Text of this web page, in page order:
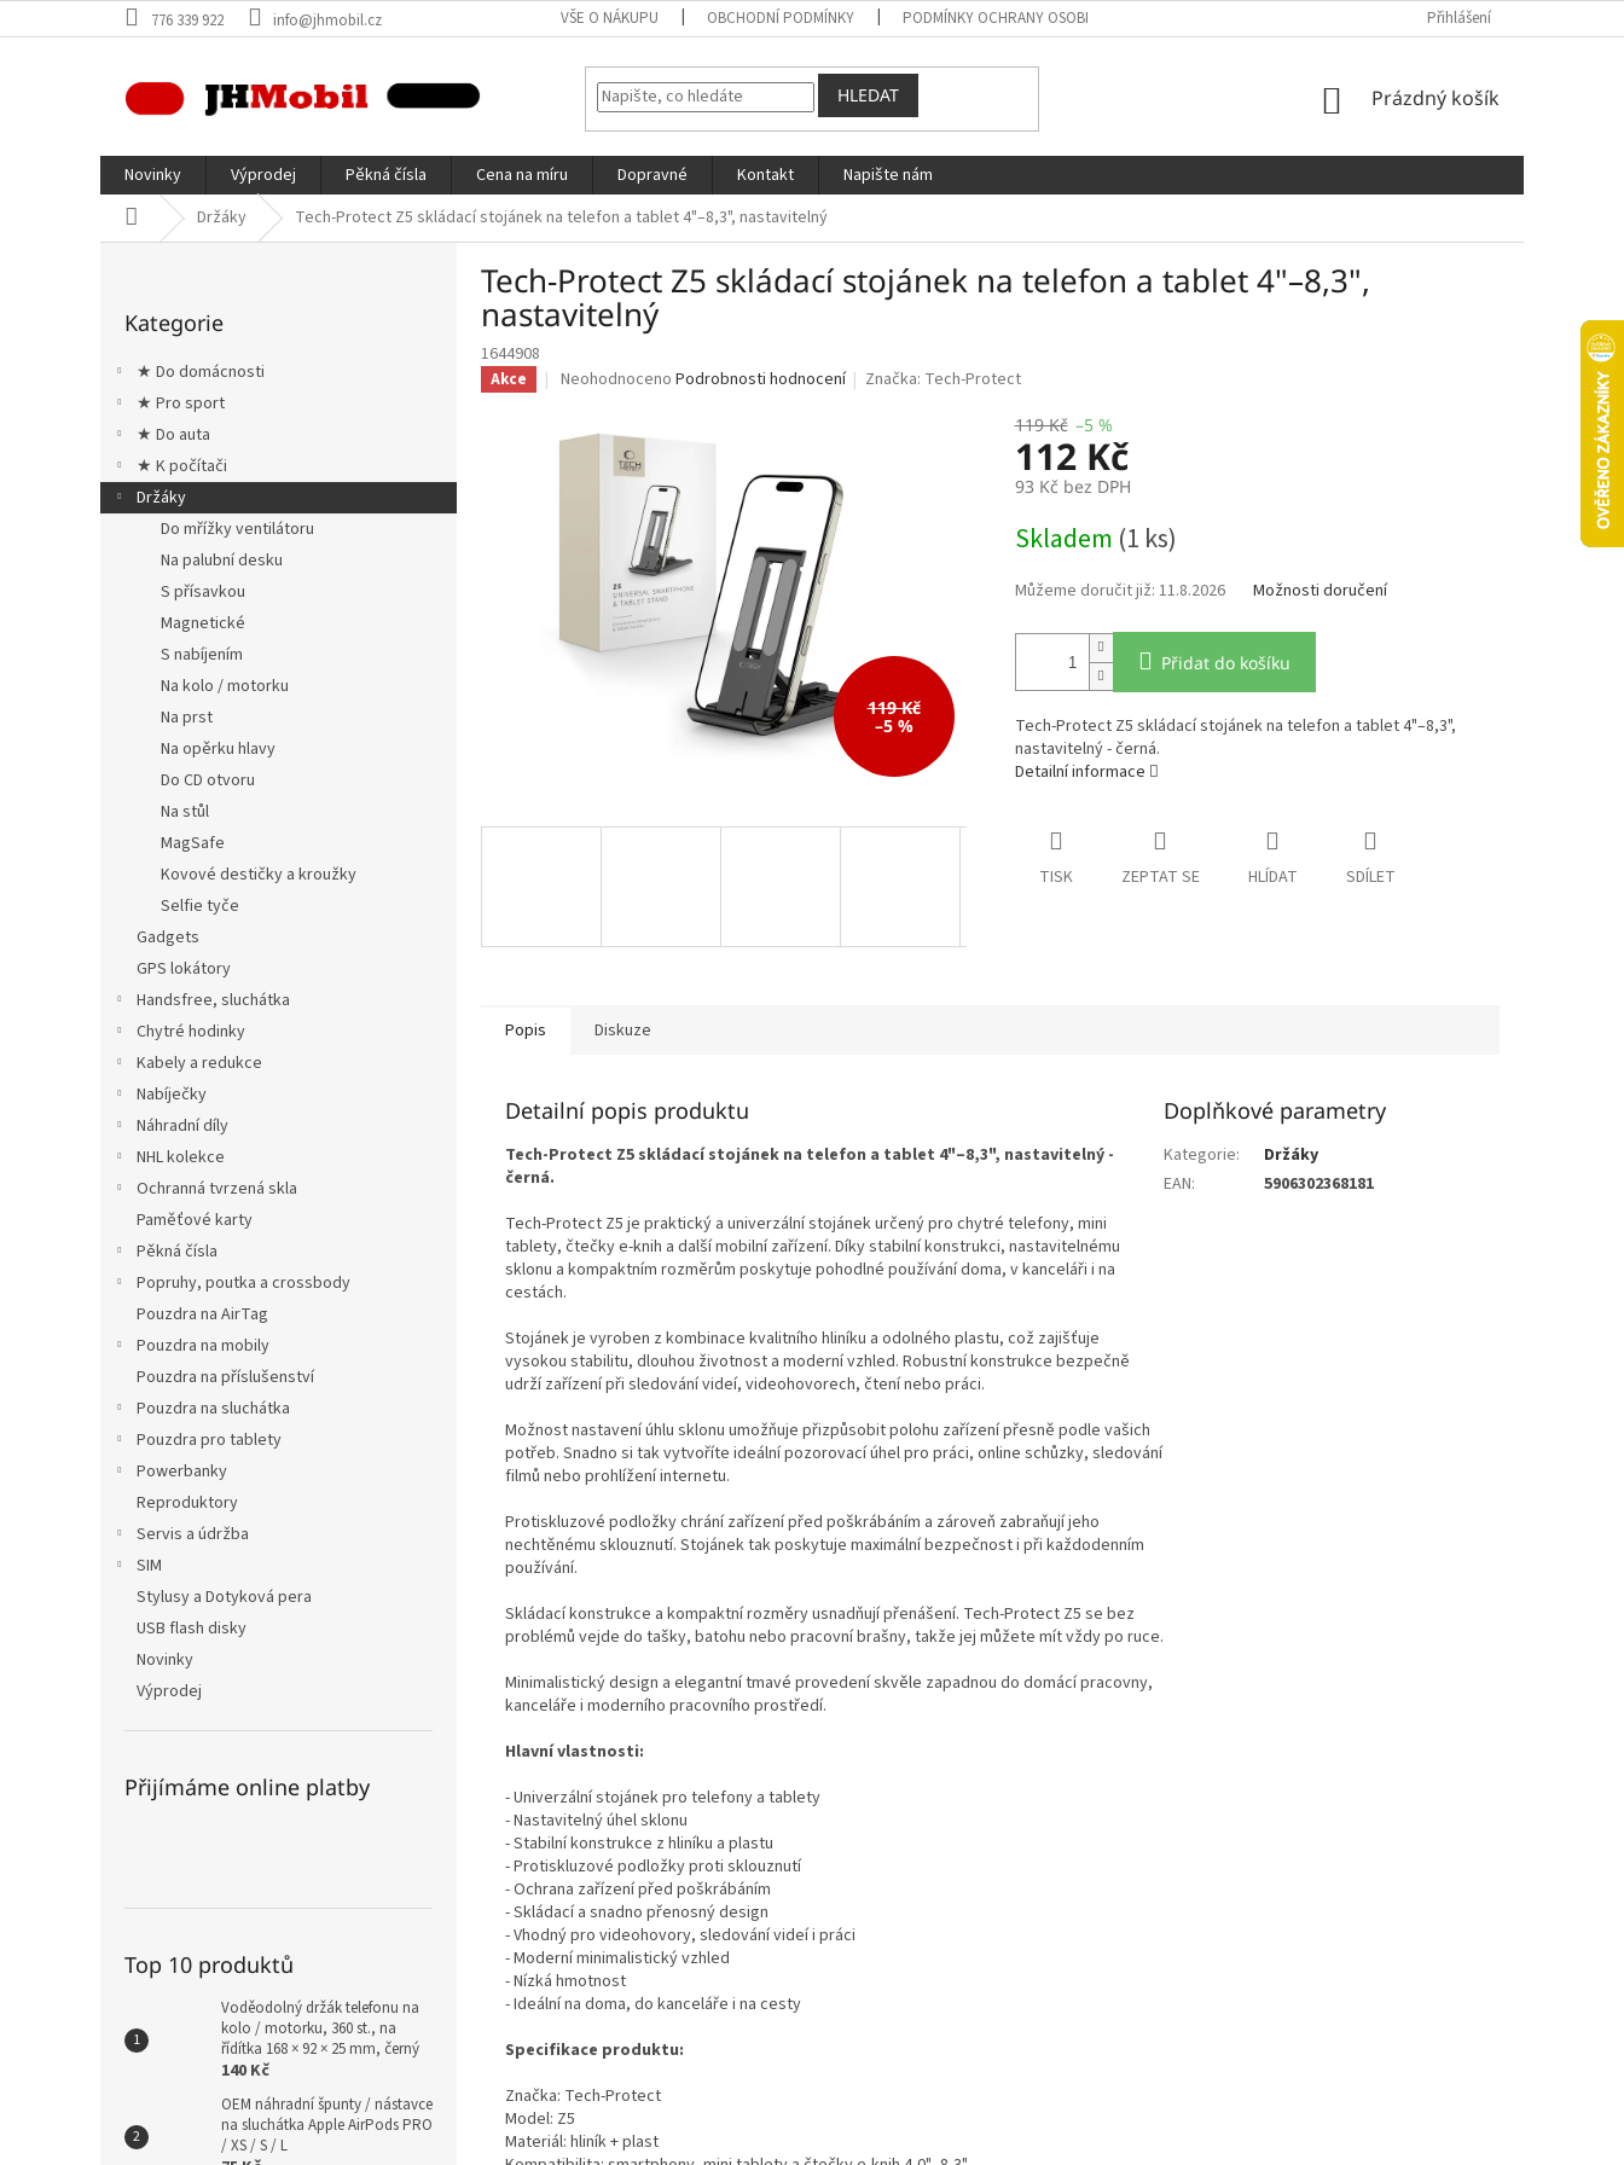
na
776 339 922 info@jhmobil.cz VŠE O NÁKUPU OBCHODNÍ PODMÍNKY PODMÍNKY OCHRANY OSOBNÍCH ÚDAJŮ Přihlášení
HLEDAT
NÁKUPNÍ
Prázdný košík
Novinky Výprodej Pěkná čísla Cena na míru Dopravné Kontakt
Napište nám
Domů Držáky Tech-Protect Z5 skládací stojánek na telefon a tablet 4"–8,3", nastavitelný
a
kategorie
Kategorie
★ Do domácnosti
★ Pro sport
★ Do auta
★ K počítači
Držáky
Do mřížky ventilátoru
Na palubní desku
S přísavkou
Magnetické
S nabíjením
Na kolo / motorku
Na prst
Na opěrku hlavy
Do CD otvoru
Na stůl
MagSafe
Kovové destičky a kroužky
Selfie tyče
Gadgets
GPS lokátory
Handsfree, sluchátka
Chytré hodinky
Kabely a redukce
Nabíječky
Náhradní díly
NHL kolekce
Ochranná tvrzená skla
Paměťové karty
Pěkná čísla
Popruhy, poutka a crossbody
Pouzdra na AirTag
Pouzdra na mobily
Pouzdra na příslušenství
Pouzdra na sluchátka
Pouzdra pro tablety
Powerbanky
Reproduktory
Servis a údržba
SIM
Stylusy a Dotyková pera
USB flash disky
Novinky
Výprodej
Přijímáme online platby
Top 10 produktů
Voděodolný držák telefonu na
kolo / motorku, 360 st., na
řídítka 168 × 92 × 25 mm, černý
140 Kč
OEM náhradní špunty / nástavce
na sluchátka Apple AirPods PRO
/ XS / S / L
Tech-Protect Z5 skládací stojánek na telefon a tablet 4"–8,3",
nastavitelný
1644908
Akce
Průměrné
je
hvězdiček.
Neohodnoceno Podrobnosti hodnocení Značka: Tech-Protect
119 Kč
–5 %
119 Kč –5 %
112 Kč
93 Kč bez DPH
cena:
Skladem (1 ks)
11.8.2026 Možnosti doručení
Přidat do košíku
Tech-Protect Z5 skládací stojánek na telefon a tablet 4"–8,3",
nastavitelný - černá.
Detailní informace
TISK ZEPTAT SE HLÍDAT SDÍLET
Popis Diskuze
Detailní popis produktu
Tech-Protect Z5 skládací stojánek na telefon a tablet 4"–8,3", nastavitelný -
černá.
Tech-Protect Z5 je praktický a univerzální stojánek určený pro chytré telefony, mini
tablety, čtečky e-knih a další mobilní zařízení. Díky stabilní konstrukci, nastavitelnému
sklonu a kompaktním rozměrům poskytuje pohodlné používání doma, v kanceláři i na
cestách.
Stojánek je vyroben z kombinace kvalitního hliníku a odolného plastu, což zajišťuje
vysokou stabilitu, dlouhou životnost a moderní vzhled. Robustní konstrukce bezpečně
udrží zařízení při sledování videí, videohovorech, čtení nebo práci.
Možnost nastavení úhlu sklonu umožňuje přizpůsobit polohu zařízení přesně podle vašich
potřeb. Snadno si tak vytvoříte ideální pozorovací úhel pro práci, online schůzky, sledování
filmů nebo prohlížení internetu.
Protiskluzové podložky chrání zařízení před poškrábáním a zároveň zabraňují jeho
nechtěnému sklouznutí. Stojánek tak poskytuje maximální bezpečnost i při každodenním
používání.
Skládací konstrukce a kompaktní rozměry usnadňují přenášení. Tech-Protect Z5 se bez
problémů vejde do tašky, batohu nebo pracovní brašny, takže jej můžete mít vždy po ruce.
Minimalistický design a elegantní tmavé provedení skvěle zapadnou do domácí pracovny,
kanceláře i moderního pracovního prostředí.
Hlavní vlastnosti:
- Univerzální stojánek pro telefony a tablety
- Nastavitelný úhel sklonu
- Stabilní konstrukce z hliníku a plastu
- Protiskluzové podložky proti sklouznutí
- Ochrana zařízení před poškrábáním
- Skládací a snadno přenosný design
- Vhodný pro videohovory, sledování videí i práci
- Moderní minimalistický vzhled
- Nízká hmotnost
- Ideální na doma, do kanceláře i na cesty
Specifikace produktu:
Značka: Tech-Protect
Model: Z5
Materiál: hliník + plast
Doplňkové parametry
Kategorie:
Držáky
EAN: 5906302368181